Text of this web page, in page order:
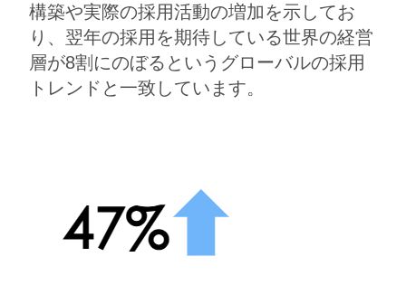
構築や実際の採用活動の増加を示してお
り、翌年の採用を期待している世界の経営
層が8割にのぼるというグローバルの採用
トレンドと一致しています。